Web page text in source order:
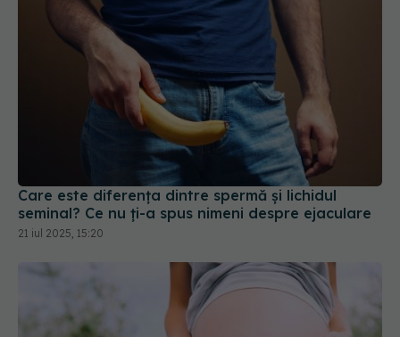
Care este diferența dintre spermă și lichidul
seminal? Ce nu ți-a spus nimeni despre ejaculare
21 iul 2025, 15:20